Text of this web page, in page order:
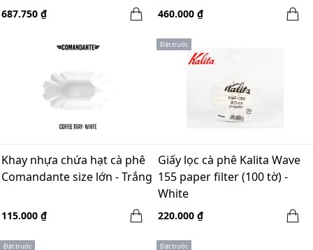
687.750 ₫ 460.000 ₫
Khay nhựa chứa hạt cà phê
Comandante size lớn - Trắng
115.000 ₫
Đặt trước
Giấy lọc cà phê Kalita Wave
155 paper filter (100 tờ) -
White
220.000 ₫
Đặt trước Đặt trước